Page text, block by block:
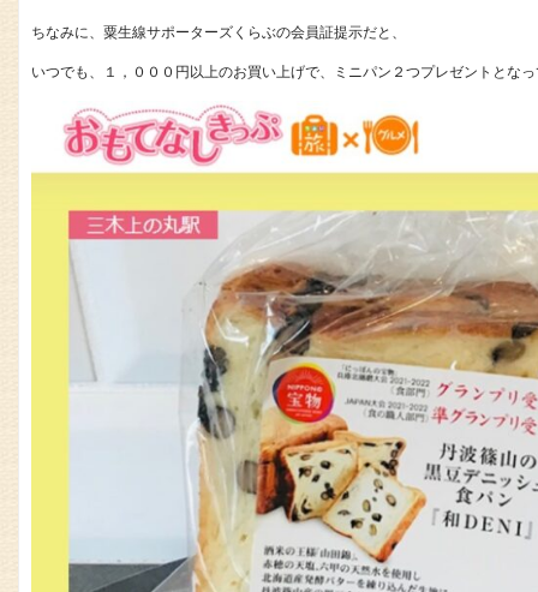
ちなみに、粟生線サポーターズくらぶの会員証提示だと、
いつでも、１，０００円以上のお買い上げで、ミニパン２つプレゼントとな